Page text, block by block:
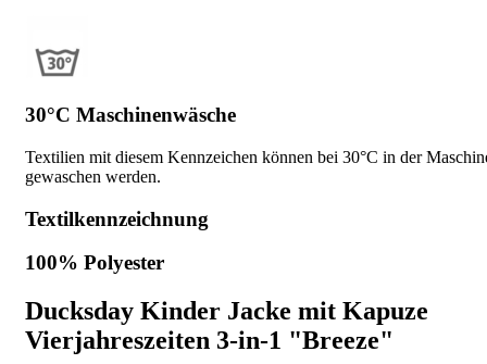
30°C Maschinenwäsche
Textilien mit diesem Kennzeichen können bei 30°C in der
gewaschen werden.
Textilkennzeichnung
100% Polyester
Ducksday Kinder Jacke mit Kapuze
Vierjahreszeiten 3-in-1 "Breeze"